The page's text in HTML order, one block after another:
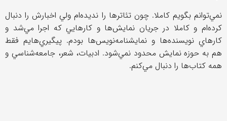
نمي‌توانم بگويم كاملا. چون تئاترها را نديده‌ام ولي اخبارش را دنبال
كرده‌ام و كاملا در جريان نمايش‌ها و كارهايي كه اجرا مي‌شد و
كارهاي نويسنده‌ها و نمايشنامه‌نويس‌ها بودم. پيگيري‌هايم فقط
هم به حوزه نمايش محدود نمي‌شود. ادبيات، شعر، جامعه‌شناسي و
همه كتاب‌ها را دنبال مي‌كنم.